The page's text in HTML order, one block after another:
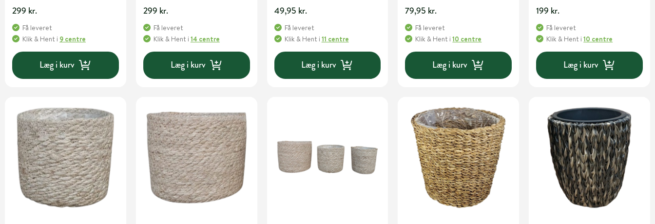
299 kr.
Få leveret
Klik & Hent i 9 centre
Læg i kurv
299 kr.
Få leveret
Klik & Hent i 14 centre
Læg i kurv
49,95 kr.
Få leveret
Klik & Hent i 11 centre
Læg i kurv
79,95 kr.
Få leveret
Klik & Hent i10 centre
Læg i kurv
199 kr.
Få leveret
Klik & Hent i10 centre
Læg i kurv